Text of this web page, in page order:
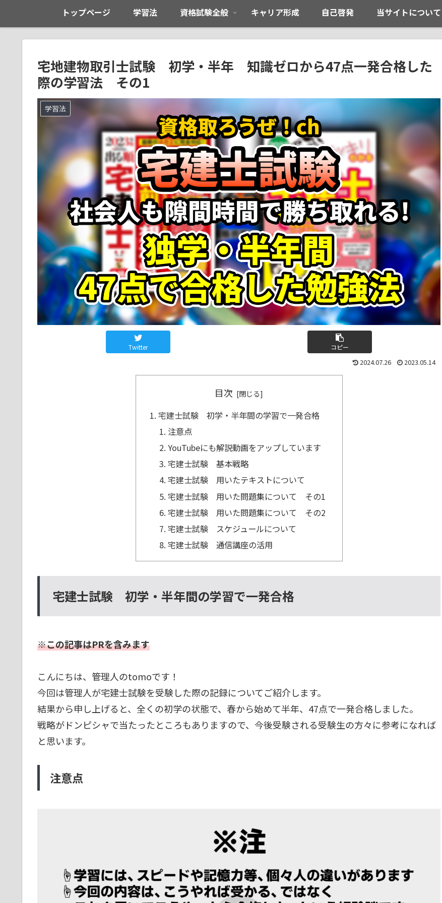
トップページ 学習法 資格試験全般 キャリア形成 自己啓発 当サイトについて
宅地建物取引士試験 初学・半年 知識ゼロから47点一発合格した
際の学習法 その1
学習法
Twitter コピー
2024.07.26 2023.05.14
目次
宅建士試験 初学・半年間の学習で一発合格
注意点
YouTubeにも解説動画をアップしています
宅建士試験 基本戦略
宅建士試験 用いたテキストについて
宅建士試験 用いた問題集について その1
宅建士試験 用いた問題集について その2
宅建士試験 スケジュールについて
宅建士試験 通信講座の活用
宅建士試験 初学・半年間の学習で一発合格
※この記事はPRを含みます
こんにちは、管理人のtomoです！
今回は管理人が宅建士試験を受験した際の記録についてご紹介します。
結果から申し上げると、全くの初学の状態で、春から始めて半年、47点で一発合格しました。
戦略がドンピシャで当たったところもありますので、今後受験される受験生の方々に参考になれば
と思います。
注意点